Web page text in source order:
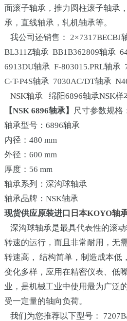
面滚子轴承，推力圆柱滚子轴承
承，直线轴承，轧机轴承等。
我公司还销售： 2×7317BECBJ
BL311Z轴承 BB1B362809轴承
6913DU轴承 F-803015.PRL轴
C-T-P4S轴承 7030AC/DT轴承
NSK轴承 绵阳6896轴承NSK样
【NSK 6896轴承】
尺寸参数规格
轴承型号：6896轴承
内径：480 mm
外径：600 mm
厚度：56 mm
轴承系列：深沟球轴承
轴承品牌：NSK轴承
现货供应原装进口 日本KOYO轴
深沟球轴承是最具代表性的滚
转速的运行，而且非常耐用，无
转速高， 结构简单，制造成本低
变化多样，应用在精密仪表、低
业，是机械工业中使用最为广泛
受一定量的轴向负荷。
我们为您推荐以下型号：